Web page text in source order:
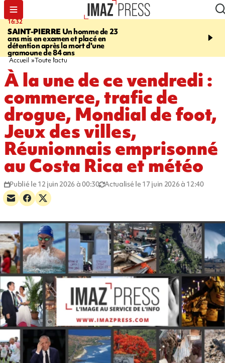
16:32
SAINT-PIERREUn homme de 23
ans mis en examen et placé en
détention après la mort d'une
gramoune de 84 ans
21:08
et Turquie scellent un
Accueil Toute l'actu
À la une de ce vendredi :
commerce, trafic de
drogue, Mondial de foot,
Jeux des villes,
Réunionnais emprisonné
au Costa Rica et météo
Publié le 12 juin 2026 à 00:30 Actualisé le 17 juin 2026 à 12:40